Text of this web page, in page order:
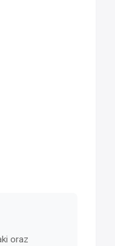
oraz